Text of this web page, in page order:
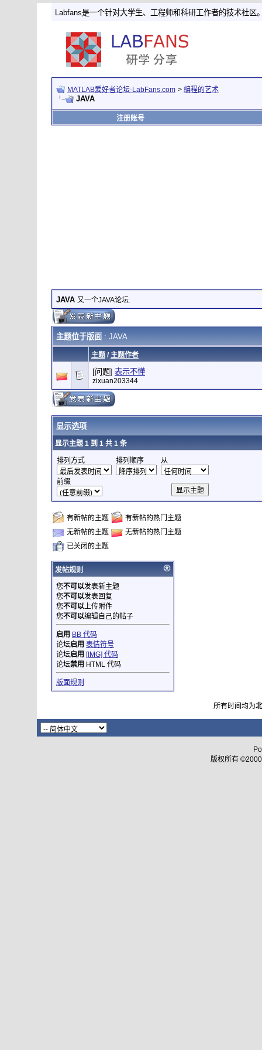
Labfans是一个针对大学生、工程师和科研工作者的技术社区
MATLAB爱好者论坛-LabFans.com > 编程的艺术
JAVA
注册账号
JAVA 又一个JAVA论坛.
主题位于版面: JAVA
主题/ 主题作者
[问题] 表示不懂
zixuan203344
显示选项
显示主题 1 到 1 共 1 条
排列方式 排列顺序 从
前缀
有新帖的主题
有新帖的热门主题
无新帖的主题
无新帖的热门主题
已关闭的主题
发帖规则
您不可以发表新主题
您不可以发表回复
您不可以上传附件
您不可以编辑自己的帖子
启用 BB 代码
论坛启用 表情符号
论坛启用 [IMG] 代码
论坛禁用 HTML 代码
版面规则
所有时间均为
版权所有